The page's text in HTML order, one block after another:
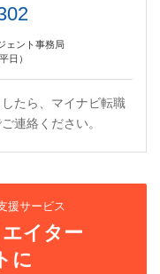
ェント事務局
日）
たら、マイナビ転職
連絡ください。
援サービス
イター
に